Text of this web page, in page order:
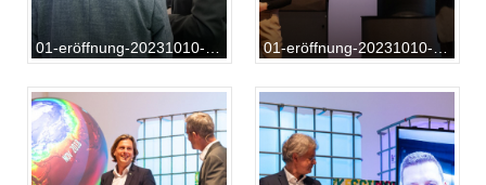
01-eröffnung-20231010-AB-01-033 01-eröffnung-20231010-AB-01-066